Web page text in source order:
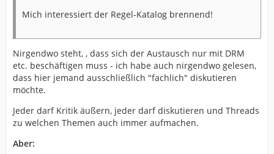
Mich interessiert der Regel-Katalog brennend!
Nirgendwo steht, , dass sich der Austausch nur mit DRM
etc. beschäftigen muss - ich habe auch nirgendwo gelesen,
dass hier jemand ausschließlich "fachlich" diskutieren
möchte.
Jeder darf Kritik äußern, jeder darf diskutieren und Threads
zu welchen Themen auch immer aufmachen.
Aber: